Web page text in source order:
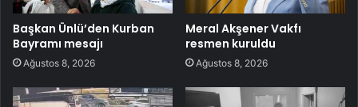
Başkan Ünlü’den Kurban
Bayramı mesajı
Ağustos 8, 2026
Meral Akşener Vakfı
resmen kuruldu
Ağustos 8, 2026